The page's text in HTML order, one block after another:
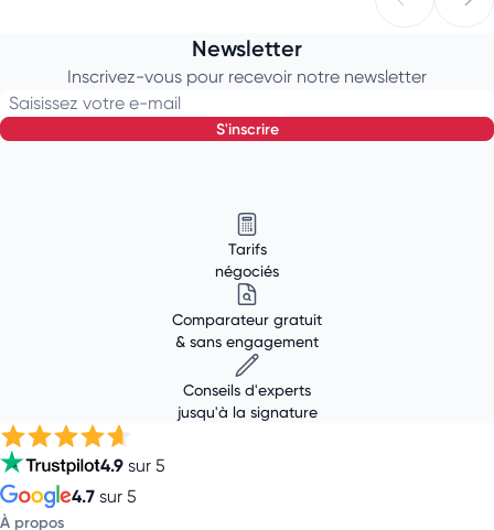
Newsletter
Inscrivez-vous pour recevoir notre newsletter
Saisissez votre e-mail
s'inscrire
Tarifs
négociés
Comparateur gratuit
& sans engagement
Conseils d'experts
jusqu'à la signature
4.9 sur 5
4.7 sur 5
À propos